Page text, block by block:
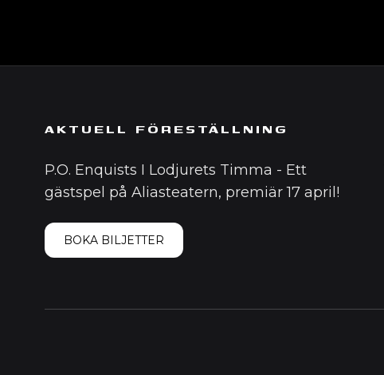
AKTUELL FÖRESTÄLLNING
P.O. Enquists I Lodjurets Timma - Ett
gästspel på Aliasteatern, premiär 17 april!
BOKA BILJETTER